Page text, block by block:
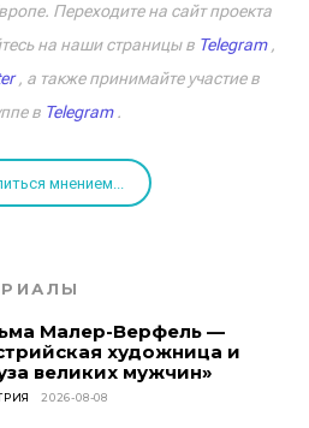
Переходите на сайт проекта
на наши страницы в Telegram,
, а также принимайте участие в
в Telegram.
мнением...
Малер-Верфель —
художница и
великих мужчин»
2026-08-08